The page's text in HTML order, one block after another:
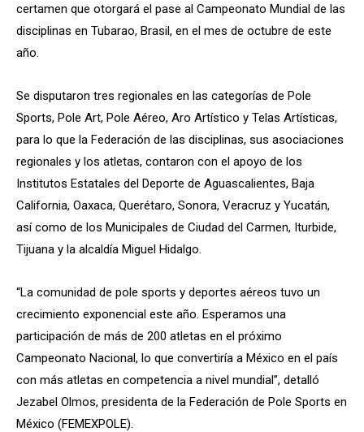
certamen que otorgará el pase al Campeonato Mundial de las
disciplinas en Tubarao, Brasil, en el mes de octubre de este
año.
Se disputaron tres regionales en las categorías de Pole
Sports, Pole Art, Pole Aéreo, Aro Artístico y Telas Artísticas,
para lo que la Federación de las disciplinas, sus asociaciones
regionales y los atletas, contaron con el apoyo de los
Institutos Estatales del Deporte de Aguascalientes, Baja
California, Oaxaca, Querétaro, Sonora, Veracruz y Yucatán,
así como de los Municipales de Ciudad del Carmen, Iturbide,
Tijuana y la alcaldía Miguel Hidalgo.
“La comunidad de pole sports y deportes aéreos tuvo un
crecimiento exponencial este año. Esperamos una
participación de más de 200 atletas en el próximo
Campeonato Nacional, lo que convertiría a México en el país
con más atletas en competencia a nivel mundial”, detalló
Jezabel Olmos, presidenta de la Federación de Pole Sports en
México (FEMEXPOLE).